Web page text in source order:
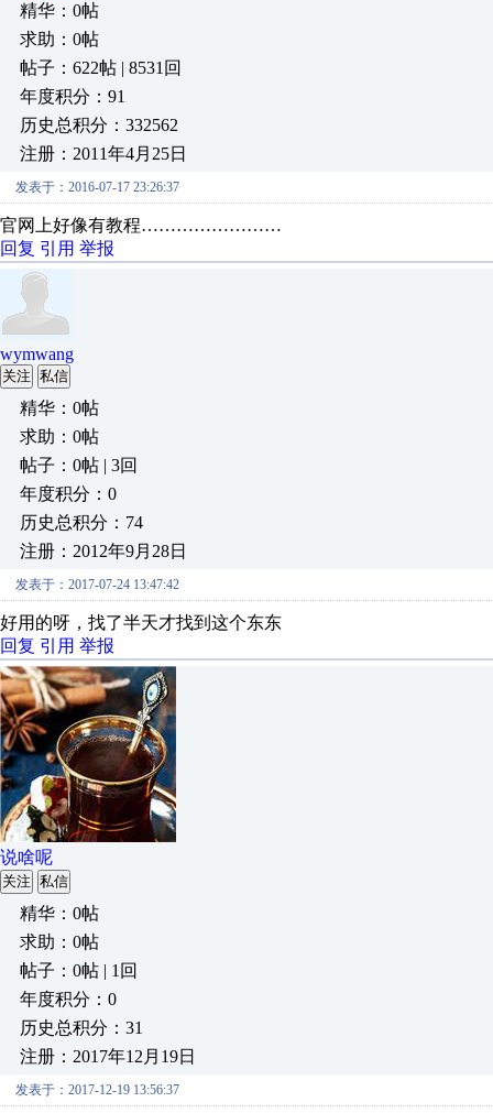
精华：0帖
求助：0帖
帖子：622帖 | 8531回
年度积分：91
历史总积分：332562
注册：2011年4月25日
发表于：2016-07-17 23:26:37
官网上好像有教程……………………
回复 引用 举报
wymwang
关注 私信
精华：0帖
求助：0帖
帖子：0帖 | 3回
年度积分：0
历史总积分：74
注册：2012年9月28日
发表于：2017-07-24 13:47:42
好用的呀，找了半天才找到这个东东
回复 引用 举报
说啥呢
关注 私信
精华：0帖
求助：0帖
帖子：0帖 | 1回
年度积分：0
历史总积分：31
注册：2017年12月19日
发表于：2017-12-19 13:56:37